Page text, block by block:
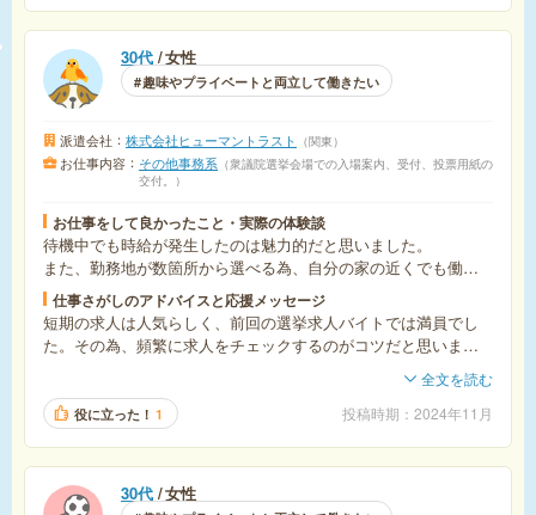
30代 女性
趣味やプライベートと両立して働きたい
派遣会社 株式会社ヒューマントラスト 関東
お仕事内容 その他事務系
衆議院選挙会場での入場案内、受付、投票用紙の
交付。
お仕事をして良かったこと・実際の体験談
待機中でも時給が発生したのは魅力的だと思いました。
また、勤務地が数箇所から選べる為、自分の家の近くでも働く
ことができるのはすごく良かったです。
仕事さがしのアドバイスと応援メッセージ
短期の求人は人気らしく、前回の選挙求人バイトでは満員でし
た。その為、頻繁に求人をチェックするのがコツだと思いま
全文を読む
役に立った！ 1 投稿時期 2024年11月
30代 女性